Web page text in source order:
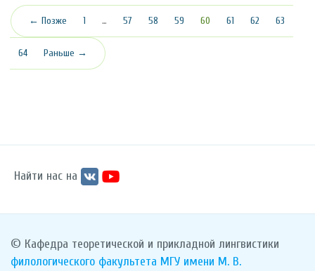
← Позже 1 … 57 58 59 60 (текущая)
61 62 63
64 Раньше →
Найти нас на
© Кафедра теоретической и прикладной лингвистики
филологического факультета МГУ имени М. В.